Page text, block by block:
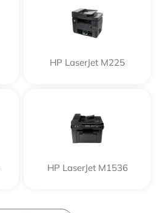
HP LaserJet M225
HP LaserJet M1536